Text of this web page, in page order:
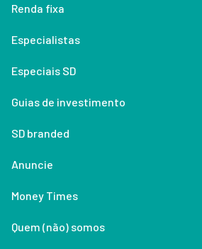
Renda fixa
Especialistas
Especiais SD
Guias de investimento
SD branded
Anuncie
Money Times
Quem (não) somos